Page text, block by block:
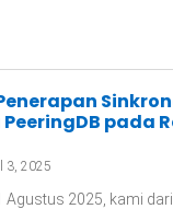
pada
3, 2025
Agustus 2025, kami dari